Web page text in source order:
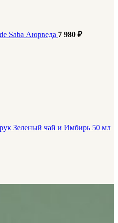
Saba Аюрведа 7 980 ₽
Зеленый чай и Имбирь 50 мл